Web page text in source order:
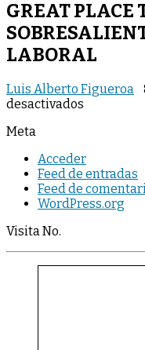
GREAT PLACE
LABORAL
Luis Alberto Figueroa
desactivados
GREAT
PLACE
TO
WORK
AMBIENTE
Meta
Acceder
Feed de entradas
Feed de
WordPress.org
Visita No.